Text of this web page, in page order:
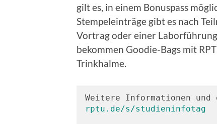
gilt es, in einem Bonuspass
Stempeleinträge gibt es nach
Vortrag oder einer
bekommen Goodie-Bags mit
Trinkhalme.
rptu.de/s/studieninfotag